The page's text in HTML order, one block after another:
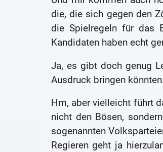
die, die sich gegen den
die Spielregeln für das
Kandidaten haben echt
Ja, es gibt doch genug
Ausdruck bringen
Hm, aber vielleicht führt
nicht den Bösen,
sogenannten
Regieren geht ja